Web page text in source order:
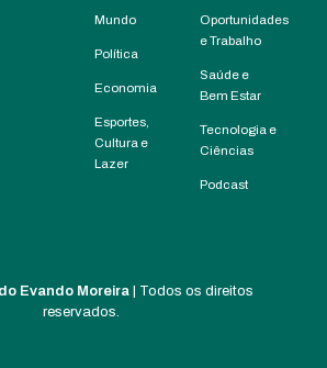
Mundo
Política
Economia
Esportes,
Cultura e
Lazer
Oportunidades
e Trabalho
Saúde e
Bem Estar
Tecnologia e
Ciências
Podcast
Evando Moreira | Todos os direitos
reservados.